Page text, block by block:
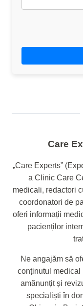
Care
„Care Experts”
a Clinic Care
medicali, redactori
coordonatori de
oferi informații
pacienților
Ne angajăm să
conținutul medical
amănunțit și
specialiști în